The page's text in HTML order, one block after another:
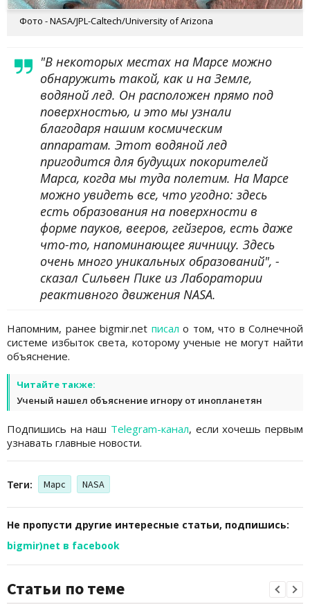
Фото - NASA/JPL-Caltech/University of Arizona
"В некоторых местах на Марсе можно
обнаружить такой, как и на Земле,
водяной лед. Он расположен прямо под
поверхностью, и это мы узнали
благодаря нашим космическим
аппаратам. Этот водяной лед
пригодится для будущих покорителей
Марса, когда мы туда полетим. На Марсе
можно увидеть все, что угодно: здесь
есть образования на поверхности в
форме пауков, вееров, гейзеров, есть даже
что-то, напоминающее яичницу. Здесь
очень много уникальных образований", -
сказал Сильвен Пике из Лаборатории
реактивного движения NASA.
Напомним, ранее bigmir.net писал о том, что в Солнечной
системе избыток света, которому ученые не могут найти
объяснение.
Читайте также:
Ученый нашел объяснение игнору от инопланетян
Подпишись на наш Telegram-канал, если хочешь первым
узнавать главные новости.
Теги: Марс NASA
Не пропусти другие интересные статьи, подпишись:
bigmir)net в facebook
Статьи по теме